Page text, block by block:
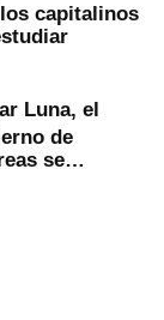
capitalinos
Luna, el
de
se